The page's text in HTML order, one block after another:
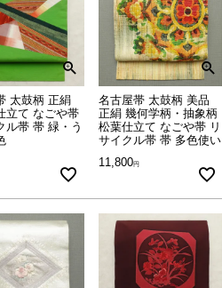
太鼓柄 正絹
立て なごや帯
ル帯 帯 緑・う
名古屋帯 太鼓柄 美品
正絹 幾何学柄・抽象柄
松葉仕立て なごや帯 リ
サイクル帯 帯 多色使い
11,800